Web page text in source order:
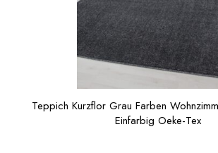
Teppich Kurzflor Grau Farben
Einfarbig Oeke-Tex